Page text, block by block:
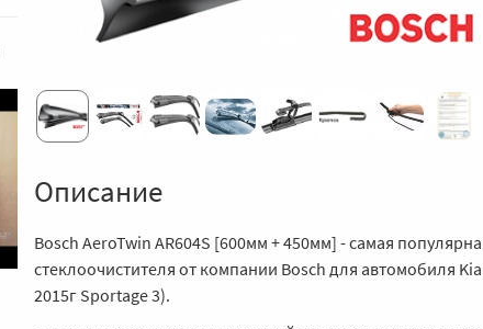
Описание
Bosch AeroTwin AR604S [600мм + 450мм] - самая
стеклоочистителя от компании Bosch для автомобиля
2015г Sportage 3).